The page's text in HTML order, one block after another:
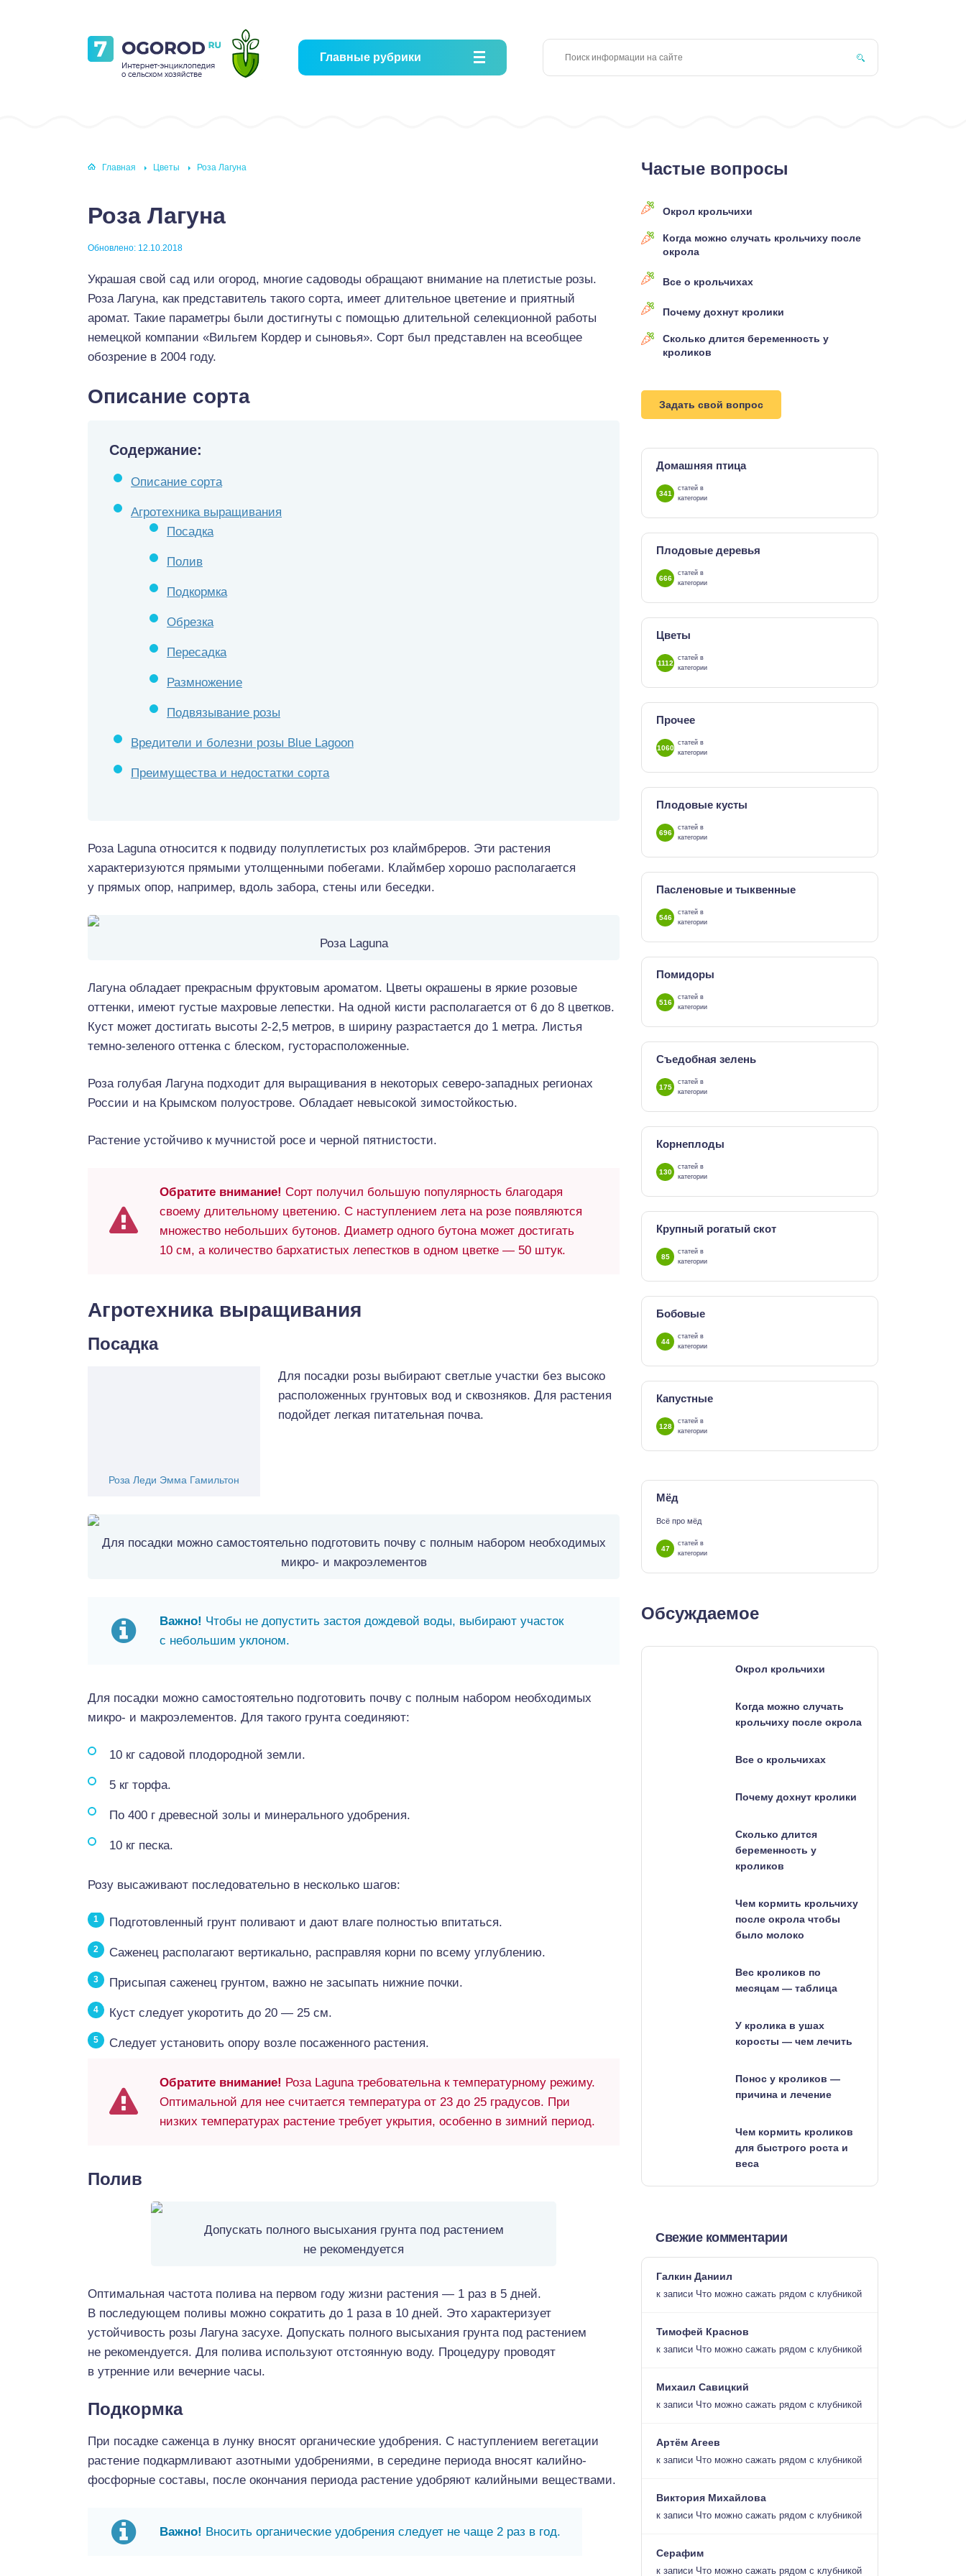
Главные рубрики
Главная Цветы Роза Лагуна
Роза Лагуна
Обновлено: 12.10.2018
Украшая свой сад или огород, многие садоводы обращают внимание на плетистые розы.
Роза Лагуна, как представитель такого сорта, имеет длительное цветение и приятный
аромат. Такие параметры были достигнуты с помощью длительной селекционной работы
немецкой компании «Вильгем Кордер и сыновья». Сорт был представлен на всеобщее
обозрение в 2004 году.
Описание сорта
Содержание:
Описание сорта
Агротехника выращивания
Посадка
Полив
Подкормка
Обрезка
Пересадка
Размножение
Подвязывание розы
Вредители и болезни розы Blue Lagoon
Преимущества и недостатки сорта
Роза Laguna относится к подвиду полуплетистых роз клаймбреров. Эти растения
характеризуются прямыми утолщенными побегами. Клаймбер хорошо располагается
у прямых опор, например, вдоль забора, стены или беседки.
Роза Laguna
Лагуна обладает прекрасным фруктовым ароматом. Цветы окрашены в яркие розовые
оттенки, имеют густые махровые лепестки. На одной кисти располагается от 6 до 8 цветков.
Куст может достигать высоты 2-2,5 метров, в ширину разрастается до 1 метра. Листья
темно-зеленого оттенка с блеском, густорасположенные.
Роза голубая Лагуна подходит для выращивания в некоторых северо-западных регионах
России и на Крымском полуострове. Обладает невысокой зимостойкостью.
Растение устойчиво к мучнистой росе и черной пятнистости.
Обратите внимание! Сорт получил большую популярность благодаря
своему длительному цветению. С наступлением лета на розе появляются
множество небольших бутонов. Диаметр одного бутона может достигать
10 см, а количество бархатистых лепестков в одном цветке — 50 штук.
Агротехника выращивания
Посадка
Роза Леди Эмма Гамильтон
Для посадки розы выбирают светлые участки без высоко
расположенных грунтовых вод и сквозняков. Для растения
подойдет легкая питательная почва.
Для посадки можно самостоятельно подготовить почву с полным набором необходимых
микро- и макроэлементов
Важно! Чтобы не допустить застоя дождевой воды, выбирают участок
с небольшим уклоном.
Для посадки можно самостоятельно подготовить почву с полным набором необходимых
микро- и макроэлементов. Для такого грунта соединяют:
10 кг садовой плодородной земли.
5 кг торфа.
По 400 г древесной золы и минерального удобрения.
10 кг песка.
Розу высаживают последовательно в несколько шагов:
Подготовленный грунт поливают и дают влаге полностью впитаться.
Саженец располагают вертикально, расправляя корни по всему углублению.
Присыпая саженец грунтом, важно не засыпать нижние почки.
Куст следует укоротить до 20 — 25 см.
Следует установить опору возле посаженного растения.
Обратите внимание! Роза Laguna требовательна к температурному режиму.
Оптимальной для нее считается температура от 23 до 25 градусов. При
низких температурах растение требует укрытия, особенно в зимний период.
Полив
Допускать полного высыхания грунта под растением
не рекомендуется
Оптимальная частота полива на первом году жизни растения — 1 раз в 5 дней.
В последующем поливы можно сократить до 1 раза в 10 дней. Это характеризует
устойчивость розы Лагуна засухе. Допускать полного высыхания грунта под растением
не рекомендуется. Для полива используют отстоянную воду. Процедуру проводят
в утренние или вечерние часы.
Подкормка
При посадке саженца в лунку вносят органические удобрения. С наступлением вегетации
растение подкармливают азотными удобрениями, в середине периода вносят калийно-
фосфорные составы, после окончания периода растение удобряют калийными веществами.
Важно! Вносить органические удобрения следует не чаще 2 раз в год.
Частые вопросы
Окрол крольчихи
Когда можно случать крольчиху после
окрола
Все о крольчихах
Почему дохнут кролики
Сколько длится беременность у
кроликов
Задать свой вопрос
Домашняя птица
341
статей в
категории
Плодовые деревья
666
статей в
категории
Цветы
1112
статей в
категории
Прочее
1060
статей в
категории
Плодовые кусты
696
статей в
категории
Пасленовые и тыквенные
546
статей в
категории
Помидоры
516
статей в
категории
Съедобная зелень
175
статей в
категории
Корнеплоды
130
статей в
категории
Крупный рогатый скот
85
статей в
категории
Бобовые
44
статей в
категории
Капустные
128
статей в
категории
Мёд
Всё про мёд
47
статей в
категории
Обсуждаемое
Окрол крольчихи
Когда можно случать
крольчиху после окрола
Все о крольчихах
Почему дохнут кролики
Сколько длится
беременность у
кроликов
Чем кормить крольчиху
после окрола чтобы
было молоко
Вес кроликов по
месяцам — таблица
У кролика в ушах
коросты — чем лечить
Понос у кроликов —
причина и лечение
Чем кормить кроликов
для быстрого роста и
веса
Свежие комментарии
Галкин Даниил
к записи Что можно сажать рядом с клубникой
Тимофей Краснов
к записи Что можно сажать рядом с клубникой
Михаил Савицкий
к записи Что можно сажать рядом с клубникой
Артём Агеев
к записи Что можно сажать рядом с клубникой
Виктория Михайлова
к записи Что можно сажать рядом с клубникой
Серафим
к записи Что можно сажать рядом с клубникой